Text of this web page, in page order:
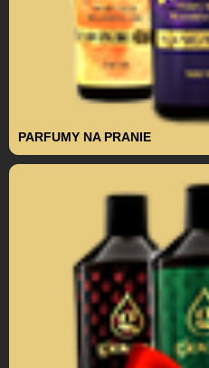
PARFUMY NA PRANIE